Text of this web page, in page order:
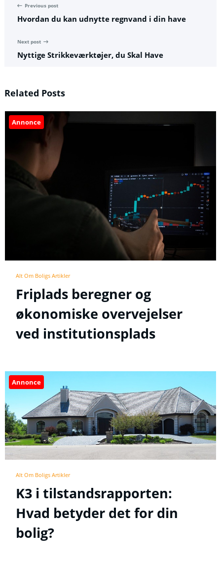
Previous post
Hvordan du kan udnytte regnvand i din have
Next post
Nyttige Strikkeværktøjer, du Skal Have
Related Posts
Annonce
Alt Om Boligs Artikler
Friplads beregner og
økonomiske overvejelser
ved institutionsplads
Annonce
Alt Om Boligs Artikler
K3 i tilstandsrapporten:
Hvad betyder det for din
bolig?